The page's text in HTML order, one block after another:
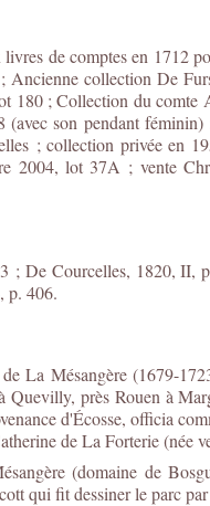
de comptes en 1712
Ancienne collection De
180 ; Collection du comte
son pendant
; collection privée en
2004, lot 37A ; vente
; De Courcelles, 1820, II,
p. 406.
La Mésangère (1679-
Quevilly, près Rouen à
d'Écosse, officia
de La Forterie (née
(domaine de
qui fit dessiner le parc